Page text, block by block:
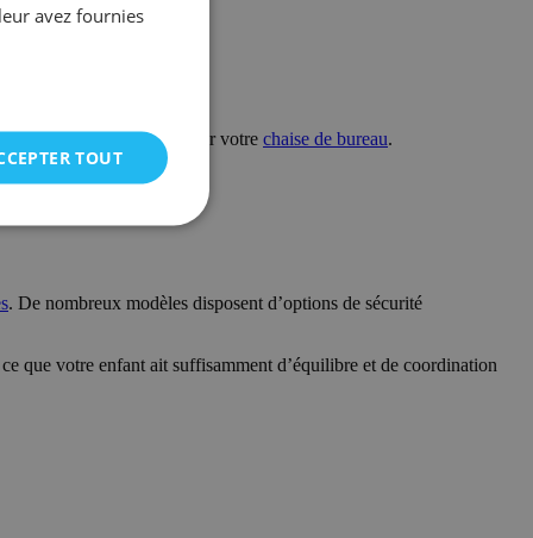
d’espace pour votre chaise de bureau.
ou tiroirs.
. De nombreux modèles disposent d’options de sécurité
que votre enfant ait suffisamment d’équilibre et de coordination
avez fournies
TOUT